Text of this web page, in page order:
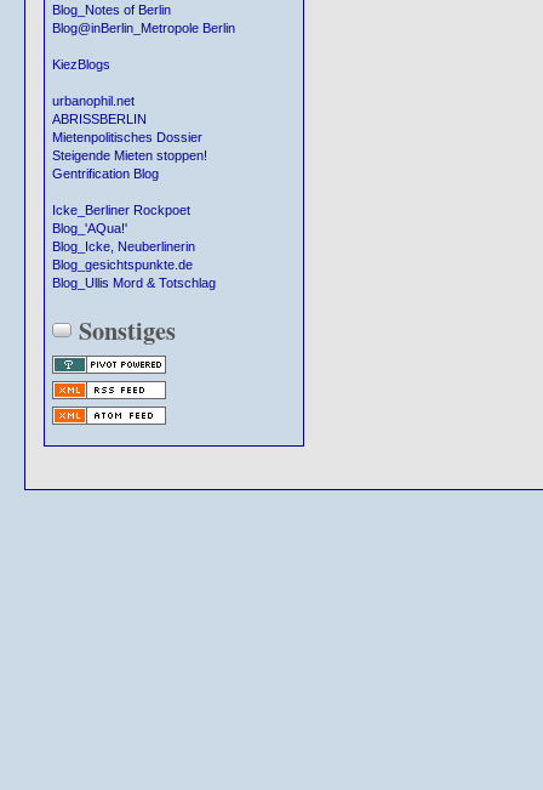
Blog_Notes of Berlin
Blog@inBerlin_Metropole Berlin
KiezBlogs
urbanophil.net
ABRISSBERLIN
Mietenpolitisches Dossier
Steigende Mieten stoppen!
Gentrification Blog
Icke_Berliner Rockpoet
Blog_'AQua!'
Blog_Icke, Neuberlinerin
Blog_gesichtspunkte.de
Blog_Ullis Mord & Totschlag
Sonstiges